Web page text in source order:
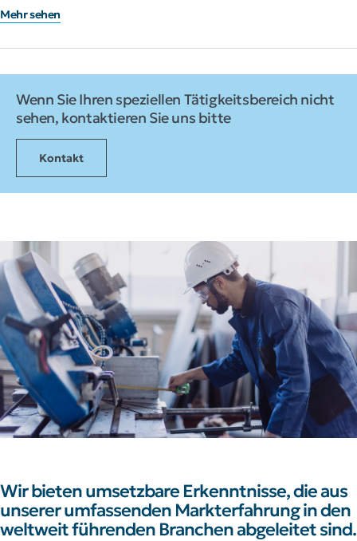
Mehr sehen
Wenn Sie Ihren speziellen Tätigkeitsbereich nicht
sehen, kontaktieren Sie uns bitte
Kontakt
Wir bieten umsetzbare Erkenntnisse, die aus
unserer umfassenden Markterfahrung in den
weltweit führenden Branchen abgeleitet sind.